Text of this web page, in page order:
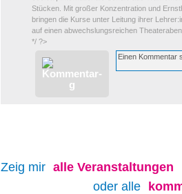
Stücken. Mit großer Konzentration und
bringen die Kurse unter Leitung ihrer
auf einen abwechslungsreichen
*/ ?>
Zeig mir alle Veranstaltungen
oder alle